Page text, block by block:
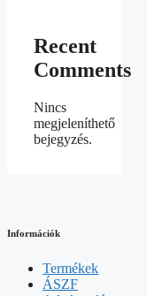
Recent
Comments
Nincs
megjeleníthető
bejegyzés.
Információk
Termékek
ÁSZF